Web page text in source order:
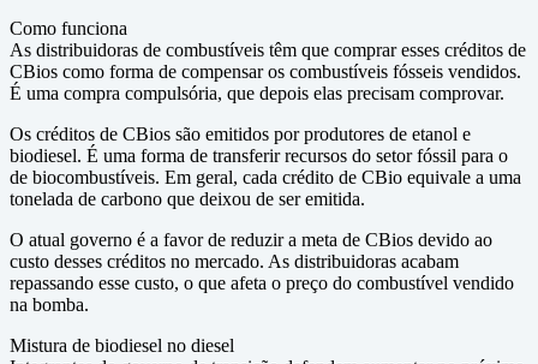
Como funciona
As distribuidoras de combustíveis têm que comprar esses créditos de
CBios como forma de compensar os combustíveis fósseis vendidos.
É uma compra compulsória, que depois elas precisam comprovar.
Os créditos de CBios são emitidos por produtores de etanol e
biodiesel. É uma forma de transferir recursos do setor fóssil para o
de biocombustíveis. Em geral, cada crédito de CBio equivale a uma
tonelada de carbono que deixou de ser emitida.
O atual governo é a favor de reduzir a meta de CBios devido ao
custo desses créditos no mercado. As distribuidoras acabam
repassando esse custo, o que afeta o preço do combustível vendido
na bomba.
Mistura de biodiesel no diesel